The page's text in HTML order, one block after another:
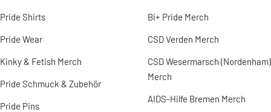
Pride Shirts
Pride Wear
Kinky & Fetish Merch
Pride Schmuck & Zubehör
Pride Pins
Bi+ Pride Merch
CSD Verden Merch
CSD Wesermarsch (Nordenham)
Merch
AIDS-Hilfe Bremen Merch